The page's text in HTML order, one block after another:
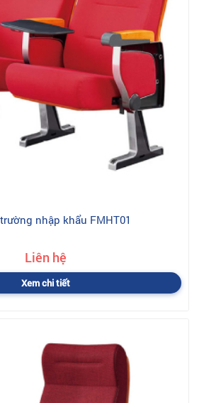
nhập khẩu FMHT01
Liên hệ
Xem chi tiết